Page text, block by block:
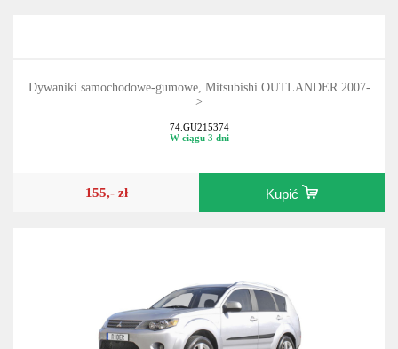
Dywaniki samochodowe-gumowe, Mitsubishi OUTLANDER 2007-
>
74.GU215374
W ciągu 3 dni
155,- zł Kupić